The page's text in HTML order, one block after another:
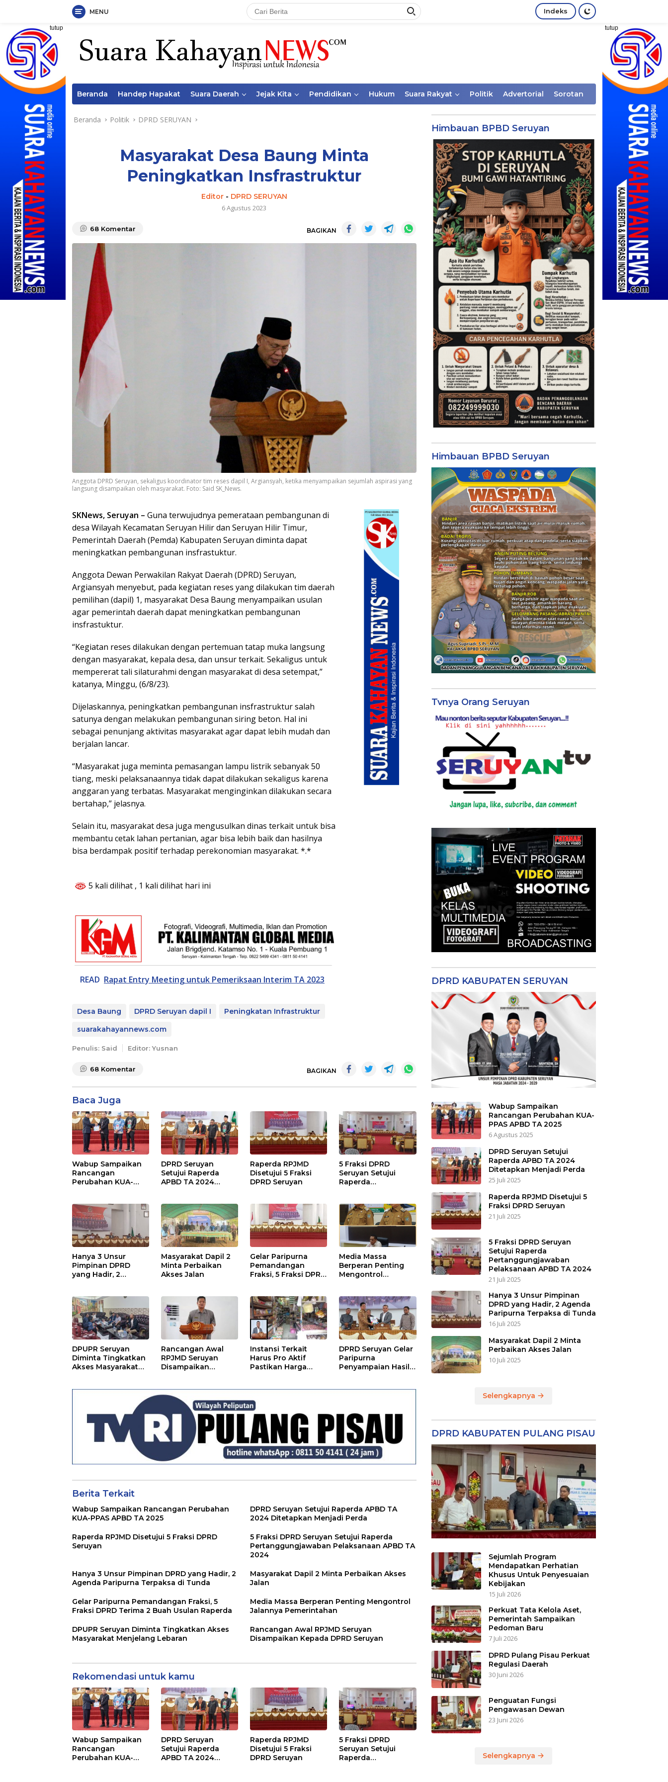
Langsung
konten
MENU Indeks
tutup tutup
Beranda Handep Hapakat Suara Daerah Jejak Kita Pendidikan Hukum Suara Rakyat Politik Advertorial Sorotan
Beranda Politik DPRD SERUYAN
Masyarakat Desa Baung Minta
Peningkatkan Insfrastruktur
Editor- DPRD SERUYAN
6 Agustus 2023
68 Komentar BAGIKAN
Anggota DPRD Seruyan, sekaligus koordinator tim reses dapil I, Argiansyah, ketika menyampaikan sejumlah aspirasi yang
langsung disampaikan oleh masyarakat. Foto: Said SK_News.
SKNews, Seruyan – Guna terwujudnya pemerataan pembangunan di
desa Wilayah Kecamatan Seruyan Hilir dan Seruyan Hilir Timur,
Pemerintah Daerah (Pemda) Kabupaten Seruyan diminta dapat
meningkatkan pembangunan insfrastuktur.
Anggota Dewan Perwakilan Rakyat Daerah (DPRD) Seruyan,
Argiansyah menyebut, pada kegiatan reses yang dilakukan tim daerah
pemilihan (dapil) 1, masyarakat Desa Baung menyampaikan usulan
agar pemerintah daerah dapat meningkatkan pembangunan
insfrastuktur.
“Kegiatan reses dilakukan dengan pertemuan tatap muka langsung
dengan masyarakat, kepala desa, dan unsur terkait. Sekaligus untuk
mempererat tali silaturahmi dengan masyarakat di desa setempat,”
katanya, Minggu, (6/8/23).
Dijelaskannya, peningkatkan pembangunan insfrastruktur salah
satunya dengan melakukan pembangunan siring beton. Hal ini
sebagai penunjang aktivitas masyarakat agar dapat lebih mudah dan
berjalan lancar.
“Masyarakat juga meminta pemasangan lampu listrik sebanyak 50
tiang, meski pelaksanaannya tidak dapat dilakukan sekaligus karena
anggaran yang terbatas. Masyarakat menginginkan dilakukan secara
bertahap,” jelasnya.
Selain itu, masyarakat desa juga mengusulkan dinas terkait untuk bisa
membantu cetak lahan pertanian, agar bisa lebih baik dan hasilnya
bisa berdampak positif terhadap perekonomian masyarakat. *.*
5 kali dilihat , 1 kali dilihat hari ini
READ Rapat Entry Meeting untuk Pemeriksaan Interim TA 2023
Desa Baung DPRD Seruyan dapil I
Peningkatan Infrastruktur
suarakahayannews.com
Penulis: Said Editor: Yusnan
68 Komentar BAGIKAN
Baca Juga
Wabup Sampaikan
Rancangan
Perubahan KUA-
DPRD Seruyan
Setujui Raperda
APBD TA 2024
Raperda RPJMD
Disetujui 5 Fraksi
DPRD Seruyan
5 Fraksi DPRD
Seruyan Setujui
Raperda
TA 2024
Hanya 3 Unsur
Pimpinan DPRD
yang Hadir, 2
Masyarakat Dapil 2
Minta Perbaikan
Akses Jalan
Gelar Paripurna
Pemandangan
Fraksi, 5 Fraksi DPRD
Media Massa
Berperan Penting
Mengontrol
DPUPR Seruyan
Diminta Tingkatkan
Akses Masyarakat
Rancangan Awal
RPJMD Seruyan
Disampaikan
Instansi Terkait
Harus Pro Aktif
Pastikan Harga
DPRD Seruyan Gelar
Paripurna
Penyampaian Hasil
Berita Terkait
Wabup Sampaikan Rancangan Perubahan
KUA-PPAS APBD TA 2025
DPRD Seruyan Setujui Raperda APBD TA
2024 Ditetapkan Menjadi Perda
Raperda RPJMD Disetujui 5 Fraksi DPRD
Seruyan
5 Fraksi DPRD Seruyan Setujui Raperda
Pertanggungjawaban Pelaksanaan APBD TA
2024
Hanya 3 Unsur Pimpinan DPRD yang Hadir, 2
Agenda Paripurna Terpaksa di Tunda
Masyarakat Dapil 2 Minta Perbaikan Akses
Jalan
Gelar Paripurna Pemandangan Fraksi, 5
Fraksi DPRD Terima 2 Buah Usulan Raperda
Media Massa Berperan Penting Mengontrol
Jalannya Pemerintahan
DPUPR Seruyan Diminta Tingkatkan Akses
Masyarakat Menjelang Lebaran
Rancangan Awal RPJMD Seruyan
Disampaikan Kepada DPRD Seruyan
Rekomendasi untuk kamu
Wabup Sampaikan
Rancangan
Perubahan KUA-
DPRD Seruyan
Setujui Raperda
APBD TA 2024
Raperda RPJMD
Disetujui 5 Fraksi
DPRD Seruyan
5 Fraksi DPRD
Seruyan Setujui
Raperda
Himbauan BPBD Seruyan
Himbauan BPBD Seruyan
Tvnya Orang Seruyan
DPRD KABUPATEN SERUYAN
Wabup Sampaikan
Rancangan Perubahan KUA-
PPAS APBD TA 2025
6 Agustus 2025
DPRD Seruyan Setujui
Raperda APBD TA 2024
Ditetapkan Menjadi Perda
25 Juli 2025
Raperda RPJMD Disetujui 5
Fraksi DPRD Seruyan
21 Juli 2025
5 Fraksi DPRD Seruyan
Setujui Raperda
Pertanggungjawaban
Pelaksanaan APBD TA 2024
21 Juli 2025
Hanya 3 Unsur Pimpinan
DPRD yang Hadir, 2 Agenda
Paripurna Terpaksa di Tunda
16 Juli 2025
Masyarakat Dapil 2 Minta
Perbaikan Akses Jalan
10 Juli 2025
Selengkapnya
DPRD KABUPATEN PULANG PISAU
Sejumlah Program
Mendapatkan Perhatian
Khusus Untuk Penyesuaian
Kebijakan
15 Juli 2026
Perkuat Tata Kelola Aset,
Pemerintah Sampaikan
Pedoman Baru
7 Juli 2026
DPRD Pulang Pisau Perkuat
Regulasi Daerah
30 Juni 2026
Penguatan Fungsi
Pengawasan Dewan
23 Juni 2026
Selengkapnya